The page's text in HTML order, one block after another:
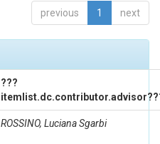
previous 1 next
???
ROSSINO, Luciana Sgarbi